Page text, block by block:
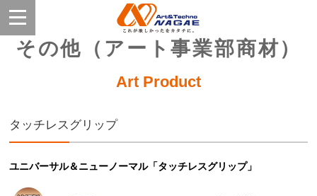
その他（アート事業部商材）
Art Product
タッチレスグリップ
ユニバーサル＆ニューノーマル「タッチレスグリップ」